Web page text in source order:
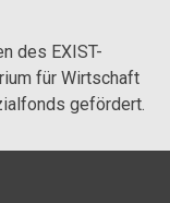
des EXIST-
für Wirtschaft
gefördert.